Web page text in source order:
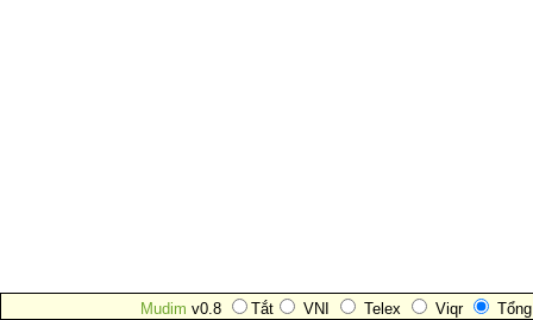
Mudim v0.8 Tắt VNI Telex Viqr